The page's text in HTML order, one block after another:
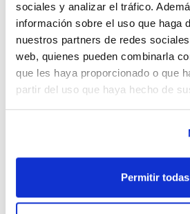
sociales y analizar el tráfico.
información sobre el uso que haga
nuestros partners de redes
web, quienes pueden combinarla
que les haya proporcionado o que
partir del uso que haya hecho de
Permitir todas
Imprimir ficha de
- Sinónimos: Óxido acetílico
- CAS [108-24-7]
- EINECS-No.: 203-564-8